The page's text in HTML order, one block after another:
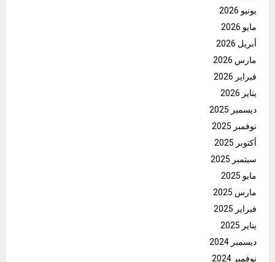
يونيو 2026
مايو 2026
أبريل 2026
مارس 2026
فبراير 2026
يناير 2026
ديسمبر 2025
نوفمبر 2025
أكتوبر 2025
سبتمبر 2025
مايو 2025
مارس 2025
فبراير 2025
يناير 2025
ديسمبر 2024
نوفمبر 2024